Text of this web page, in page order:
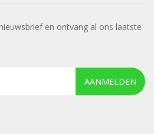
en ontvang al ons laatste
AANMELDEN